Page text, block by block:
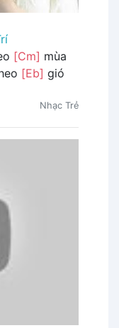
[Cm] mùa
[Eb] gió
Nhạc Trẻ